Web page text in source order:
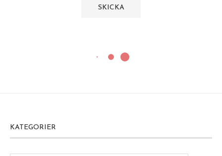
KATEGORIER